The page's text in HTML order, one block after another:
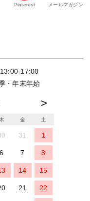
Pinterest メールマガジン
17:00
・年末年始
木 金 土
31 1
6 7 8
14 15
21 22